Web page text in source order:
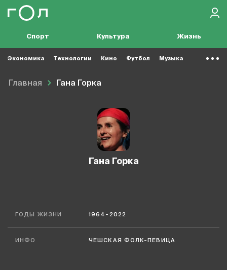
Спорт Культура Жизнь
Экономика Технологии Кино Футбол Музыка
Главная Гана Горка
Гана Горка
ГОДЫ ЖИЗНИ 1964-2022
ИНФО ЧЕШСКАЯ ФОЛК-ПЕВИЦА